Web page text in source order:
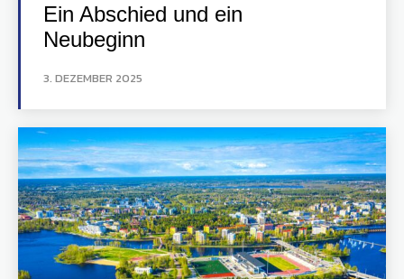
Ein Abschied und ein
Neubeginn
3. DEZEMBER 2025